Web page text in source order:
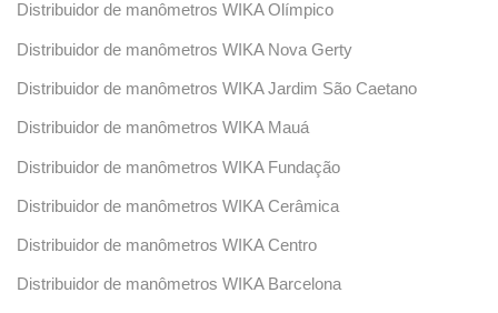
Distribuidor de manômetros WIKA Olímpico
Distribuidor de manômetros WIKA Nova Gerty
Distribuidor de manômetros WIKA Jardim São Caetano
Distribuidor de manômetros WIKA Mauá
Distribuidor de manômetros WIKA Fundação
Distribuidor de manômetros WIKA Cerâmica
Distribuidor de manômetros WIKA Centro
Distribuidor de manômetros WIKA Barcelona